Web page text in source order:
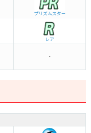
プリズムスター
レア
-